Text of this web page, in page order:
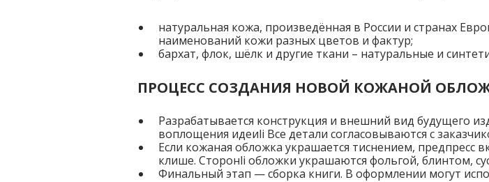
натуральная кожа, произведённая в России и странах
наименований кожи разных цветов и фактур;
бархат, флок, шёлк и другие ткани – натуральные и
ПРОЦЕСС СОЗДАНИЯ НОВОЙ КОЖАНОЙ
Разрабатывается конструкция и внешний вид будущего
воплощения идеиli Все детали согласовываются с
Если кожаная обложка украшается тиснением, предпресс
клише. Сторонli обложки украшаются фольгой, блинтом,
Финальный этап — сборка книги. В оформлении могут